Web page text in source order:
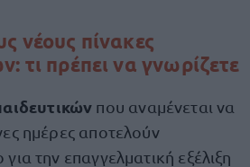
νέους πίνακες
τι πρέπει να γνωρίζετε
που αναμένεται να
ημέρες αποτελούν
την επαγγελματική εξέλιξη